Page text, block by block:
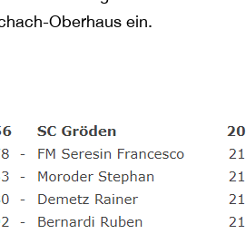
Oberhaus ein.